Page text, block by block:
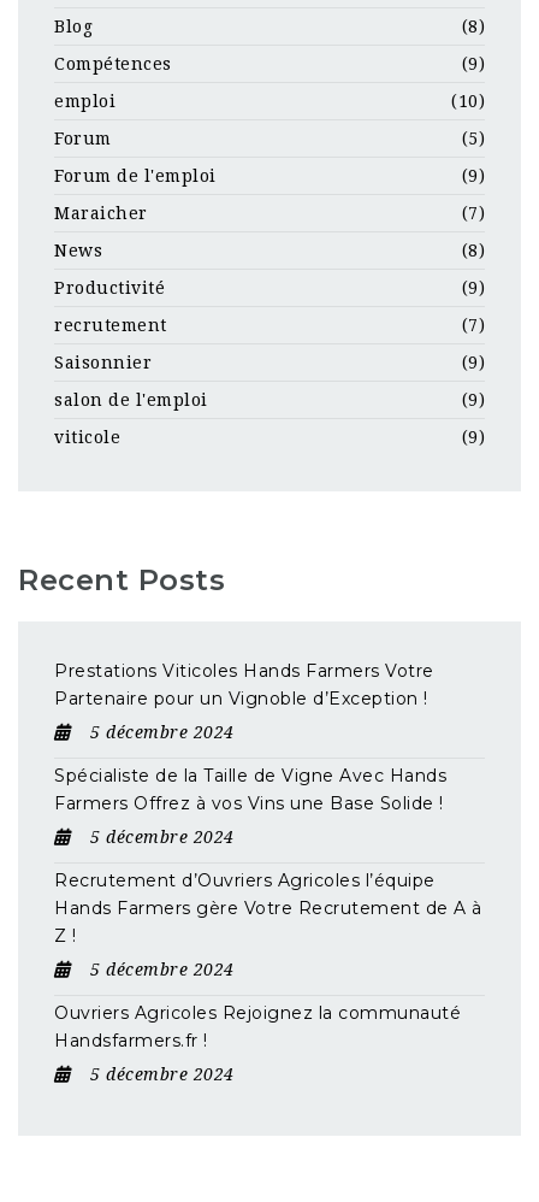
Blog
(8)
Compétences
(9)
emploi
(10)
Forum
(5)
Forum de l'emploi
(9)
Maraicher
(7)
News
(8)
Productivité
(9)
recrutement
(7)
Saisonnier
(9)
salon de l'emploi
(9)
viticole
(9)
Recent Posts
Prestations Viticoles Hands Farmers Votre
Partenaire pour un Vignoble d’Exception !
5 décembre 2024
Spécialiste de la Taille de Vigne Avec Hands
Farmers Offrez à vos Vins une Base Solide !
5 décembre 2024
Recrutement d’Ouvriers Agricoles l’équipe
Hands Farmers gère Votre Recrutement de A à
Z !
5 décembre 2024
Ouvriers Agricoles Rejoignez la communauté
Handsfarmers.fr !
5 décembre 2024